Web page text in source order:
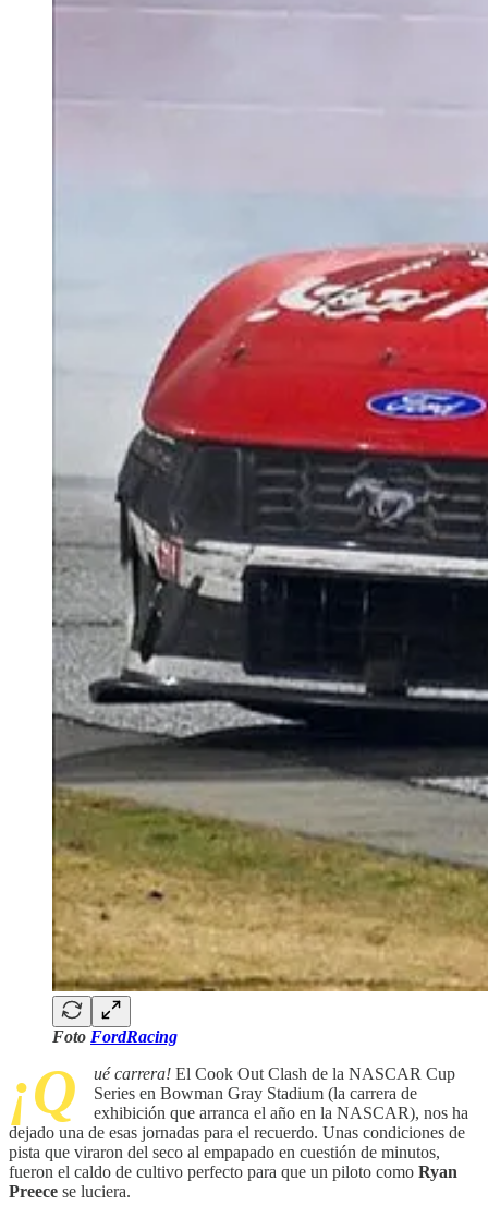
Foto FordRacing
¡Q ué carrera! El Cook Out Clash de la NASCAR Cup
Series en Bowman Gray Stadium (la carrera de
exhibición que arranca el año en la NASCAR), nos ha
dejado una de esas jornadas para el recuerdo. Unas condiciones de
pista que viraron del seco al empapado en cuestión de minutos,
fueron el caldo de cultivo perfecto para que un piloto como Ryan
Preece se luciera.